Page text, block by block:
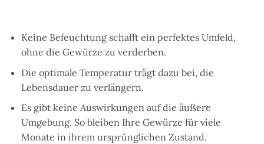
Keine Befeuchtung schafft ein perfektes Umfeld,
ohne die Gewürze zu verderben.
Die optimale Temperatur trägt dazu bei, die
Lebensdauer zu verlängern.
Es gibt keine Auswirkungen auf die äußere
Umgebung. So bleiben Ihre Gewürze für viele
Monate in ihrem ursprünglichen Zustand.